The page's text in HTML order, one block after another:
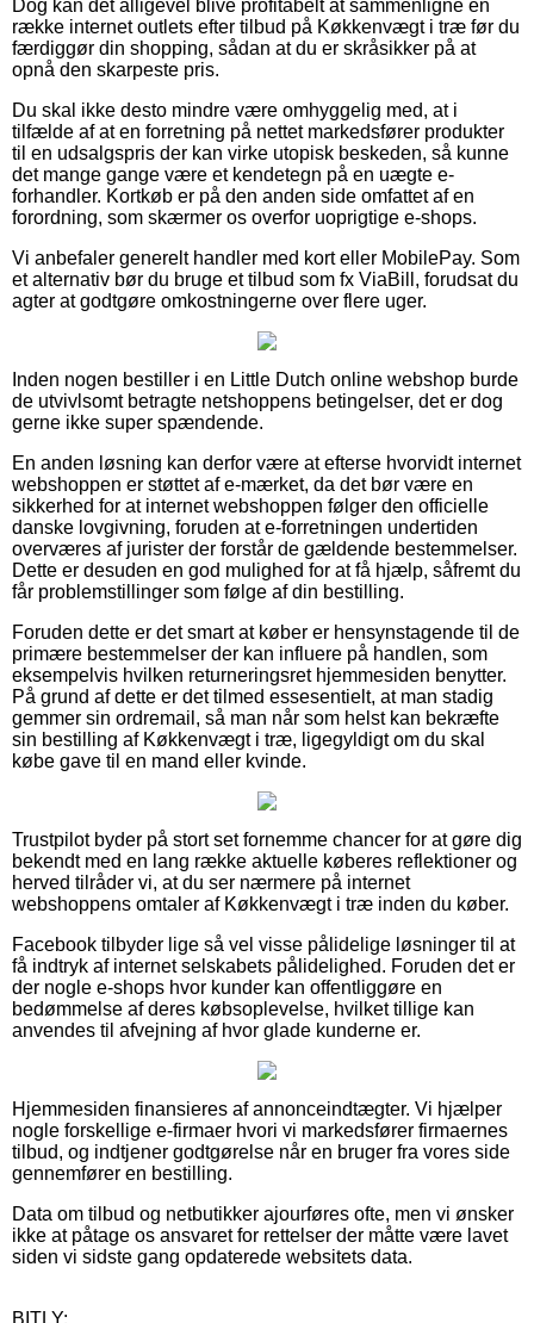
Dog kan det alligevel blive profitabelt at sammenligne en
række internet outlets efter tilbud på Køkkenvægt i træ før du
færdiggør din shopping, sådan at du er skråsikker på at
opnå den skarpeste pris.
Du skal ikke desto mindre være omhyggelig med, at i
tilfælde af at en forretning på nettet markedsfører produkter
til en udsalgspris der kan virke utopisk beskeden, så kunne
det mange gange være et kendetegn på en uægte e-
forhandler. Kortkøb er på den anden side omfattet af en
forordning, som skærmer os overfor uoprigtige e-shops.
Vi anbefaler generelt handler med kort eller MobilePay. Som
et alternativ bør du bruge et tilbud som fx ViaBill, forudsat du
agter at godtgøre omkostningerne over flere uger.
Inden nogen bestiller i en Little Dutch online webshop burde
de utvivlsomt betragte netshoppens betingelser, det er dog
gerne ikke super spændende.
En anden løsning kan derfor være at efterse hvorvidt internet
webshoppen er støttet af e-mærket, da det bør være en
sikkerhed for at internet webshoppen følger den officielle
danske lovgivning, foruden at e-forretningen undertiden
overværes af jurister der forstår de gældende bestemmelser.
Dette er desuden en god mulighed for at få hjælp, såfremt du
får problemstillinger som følge af din bestilling.
Foruden dette er det smart at køber er hensynstagende til de
primære bestemmelser der kan influere på handlen, som
eksempelvis hvilken returneringsret hjemmesiden benytter.
På grund af dette er det tilmed essesentielt, at man stadig
gemmer sin ordremail, så man når som helst kan bekræfte
sin bestilling af Køkkenvægt i træ, ligegyldigt om du skal
købe gave til en mand eller kvinde.
Trustpilot byder på stort set fornemme chancer for at gøre dig
bekendt med en lang række aktuelle køberes reflektioner og
herved tilråder vi, at du ser nærmere på internet
webshoppens omtaler af Køkkenvægt i træ inden du køber.
Facebook tilbyder lige så vel visse pålidelige løsninger til at
få indtryk af internet selskabets pålidelighed. Foruden det er
der nogle e-shops hvor kunder kan offentliggøre en
bedømmelse af deres købsoplevelse, hvilket tillige kan
anvendes til afvejning af hvor glade kunderne er.
Hjemmesiden finansieres af annonceindtægter. Vi hjælper
nogle forskellige e-firmaer hvori vi markedsfører firmaernes
tilbud, og indtjener godtgørelse når en bruger fra vores side
gennemfører en bestilling.
Data om tilbud og netbutikker ajourføres ofte, men vi ønsker
ikke at påtage os ansvaret for rettelser der måtte være lavet
siden vi sidste gang opdaterede websitets data.
BITLY: